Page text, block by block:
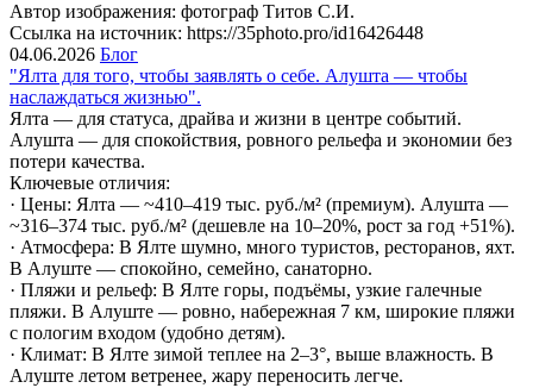
Автор изображения: фотограф Титов С.И.
Ссылка на источник: https://35photo.pro/id16426448
04.06.2026 Блог
"Ялта для того, чтобы заявлять о себе. Алушта — чтобы
наслаждаться жизнью".
Ялта — для статуса, драйва и жизни в центре событий.
Алушта — для спокойствия, ровного рельефа и экономии без
потери качества.
Ключевые отличия:
· Цены: Ялта — ~410–419 тыс. руб./м² (премиум). Алушта —
~316–374 тыс. руб./м² (дешевле на 10–20%, рост за год +51%).
· Атмосфера: В Ялте шумно, много туристов, ресторанов, яхт.
В Алуште — спокойно, семейно, санаторно.
· Пляжи и рельеф: В Ялте горы, подъёмы, узкие галечные
пляжи. В Алуште — ровно, набережная 7 км, широкие пляжи
с пологим входом (удобно детям).
· Климат: В Ялте зимой теплее на 2–3°, выше влажность. В
Алуште летом ветренее, жару переносить легче.